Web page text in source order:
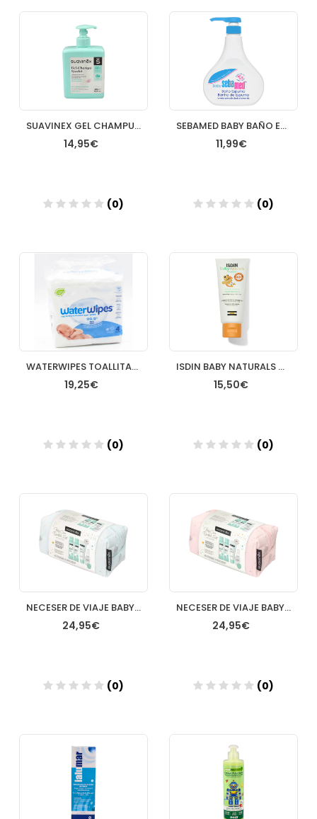
Añadir
SUAVINEX GEL CHAMPU 400 ML
14,95€
(0)
SEBAMED BABY BAÑO ESPUMA 1000 ML
11,99€
(0)
Añadir
WATERWIPES TOALLITAS AGUA 240U
19,25€
(0)
ISDIN BABY NATURALS NUTRAISDIN POMADA DEL PAÑAL REGENERADORA 1 ENVASE 100 ML
15,50€
(0)
NECESER DE VIAJE BABY CARE ESSENTIAL SET NIÑO
24,95€
(0)
NECESER DE VIAJE BABY CARE ESSENTIAL SET NIÑA
24,95€
(0)
Añadir